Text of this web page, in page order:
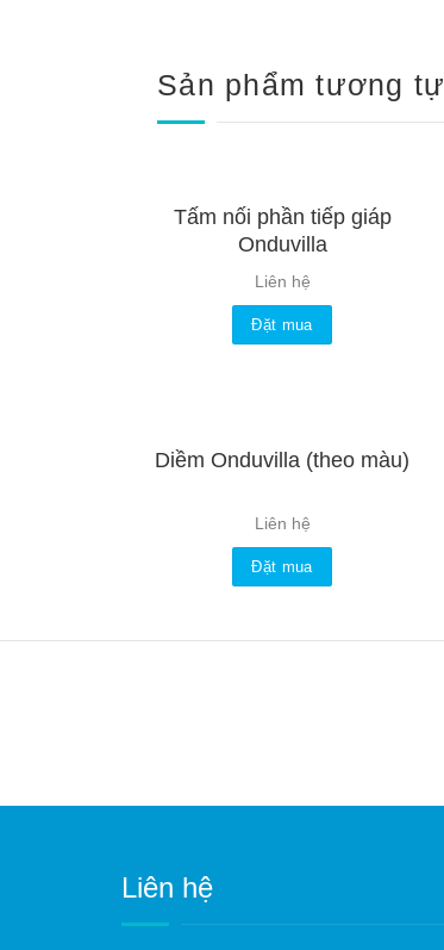
Sản phẩm tương tự
Tấm nối phần tiếp giáp
Onduvilla
Liên hệ
Đặt mua
Diềm Onduvilla (theo màu)
Liên hệ
Đặt mua
Liên hệ